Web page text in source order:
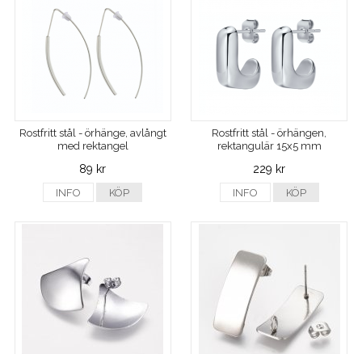
Rostfritt stål - örhänge, avlångt
med rektangel
89 kr
INFO KÖP
Rostfritt stål - örhängen,
rektangulär 15x5 mm
229 kr
INFO KÖP